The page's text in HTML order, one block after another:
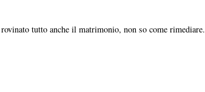
tutto anche il matrimonio, non so come rimediare.